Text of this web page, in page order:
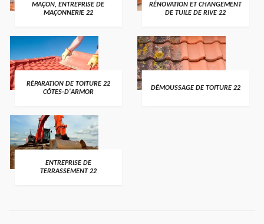
MAÇON, ENTREPRISE DE
MAÇONNERIE 22
RÉNOVATION ET CHANGEMENT
DE TUILE DE RIVE 22
RÉPARATION DE TOITURE 22
CÔTES-D'ARMOR
DÉMOUSSAGE DE TOITURE 22
ENTREPRISE DE
TERRASSEMENT 22